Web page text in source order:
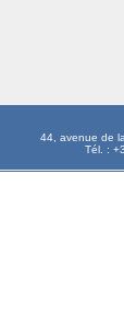
44, avenue de
Tél. :